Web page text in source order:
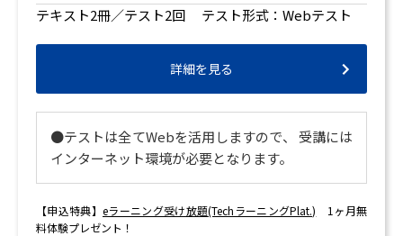
テキスト2冊／テスト2回 テスト形式：Webテスト
詳細を見る
●テストは全てWebを活用しますので、 受講には
インターネット環境が必要となります。
【申込特典】 eラーニング受け放題(TechラーニングPlat.) 1ヶ月無
料体験プレゼント！